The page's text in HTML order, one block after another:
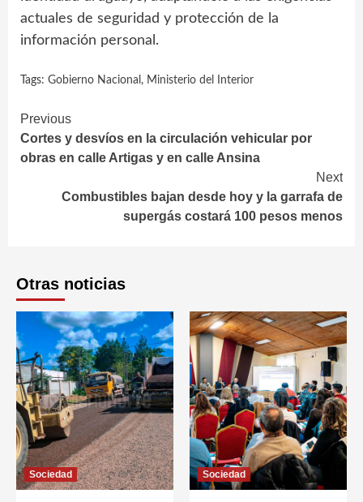
actuales de seguridad y protección de la
información personal.
Tags: Gobierno Nacional , Ministerio del Interior
Continue
Reading
Previous
Cortes y desvíos en la circulación vehicular por
obras en calle Artigas y en calle Ansina
Next
Combustibles bajan desde hoy y la garrafa de
supergás costará 100 pesos menos
Otras noticias
Sociedad Sociedad